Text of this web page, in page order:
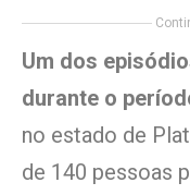
Um dos
durante o
no estado de
de 140 pessoas